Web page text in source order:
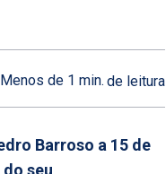
Menos de 1 min. de leitura
Barroso a 15 de
seu